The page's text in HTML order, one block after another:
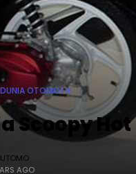
DUNIA OTOMOTIF
Scoopy Hot
AGO